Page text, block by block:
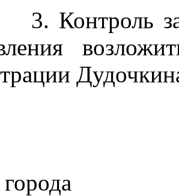
3. Контроль